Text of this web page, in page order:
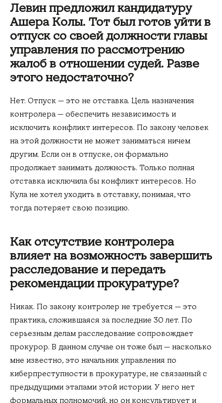
Левин предложил кандидатуру
Ашера Колы. Тот был готов уйти в
отпуск со своей должности главы
управления по рассмотрению
жалоб в отношении судей. Разве
этого недостаточно?
Нет. Отпуск — это не отставка. Цель назначения
контролера — обеспечить независимость и
исключить конфликт интересов. По закону человек
на этой должности не может заниматься ничем
другим. Если он в отпуске, он формально
продолжает занимать должность. Только полная
отставка исключила бы конфликт интересов. Но
Кула не хотел уходить в отставку, понимая, что
тогда потеряет свою позицию.
Как отсутствие контролера
влияет на возможность завершить
расследование и передать
рекомендации прокуратуре?
Никак. По закону контролер не требуется — это
практика, сложившаяся за последние 30 лет. По
серьезным делам расследование сопровождает
прокурор. В данном случае он тоже был — насколько
мне известно, это начальник управления по
киберпреступности в прокуратуре, не связанный с
предыдущими этапами этой истории. У него нет
формальных полномочий, но он консультирует и